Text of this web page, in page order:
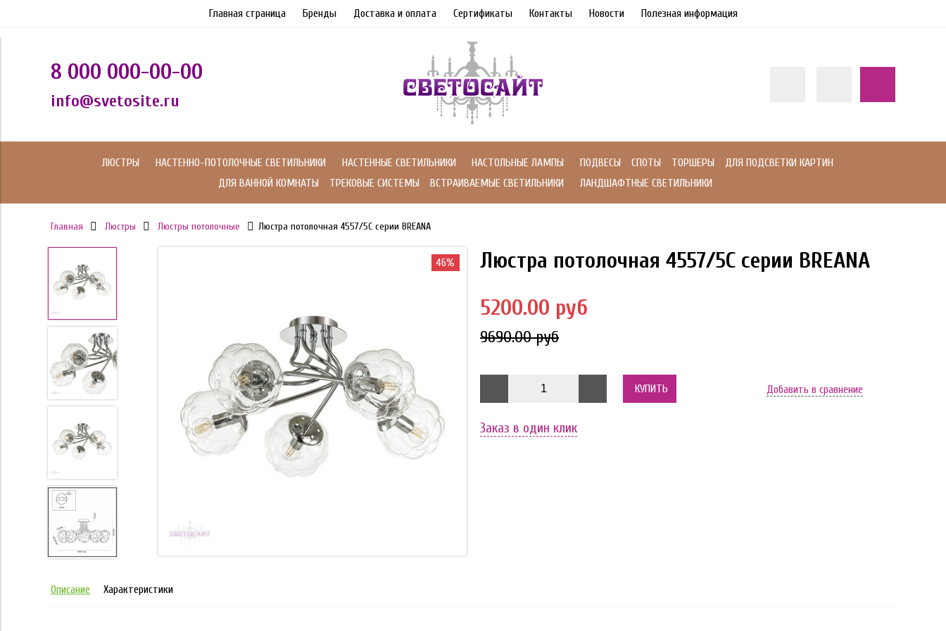
Главная страница Бренды Доставка и оплата Сертификаты Контакты Новости Полезная информация
8 000 000-00-00
info@svetosite.ru
ЛЮСТРЫ НАСТЕННО-ПОТОЛОЧНЫЕ СВЕТИЛЬНИКИ НАСТЕННЫЕ СВЕТИЛЬНИКИ НАСТОЛЬНЫЕ ЛАМПЫ ПОДВЕСЫ СПОТЫ ТОРШЕРЫ
ДЛЯ ПОДСВЕТКИ КАРТИН
ДЛЯ ВАННОЙ КОМНАТЫ
ТРЕКОВЫЕ СИСТЕМЫ ВСТРАИВАЕМЫЕ СВЕТИЛЬНИКИ ЛАНДШАФТНЫЕ СВЕТИЛЬНИКИ
Главная Люстры Люстры потолочные Люстра потолочная 4557/5C серии BREANA
46% 46%
Люстра потолочная 4557/5C серии BREANA
5200.00 руб
9690.00 руб
КУПИТЬ Добавить в сравнение
Заказ в один клик
Описание Характеристики